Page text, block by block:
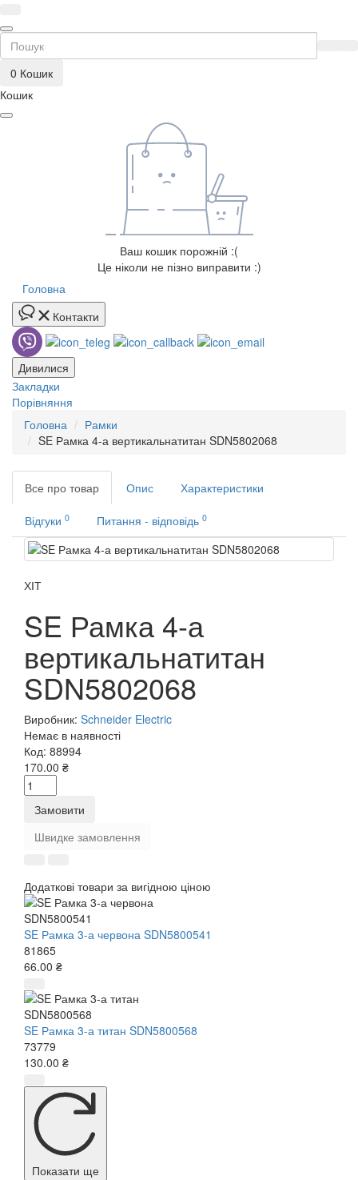
0 Кошик
Кошик
Ваш кошик порожній :(
Це ніколи не пізно виправити :)
Головна
Контакти
Дивилися
Закладки
Порівняння
Головна
Рамки
SE Рамка 4-а вертикальнатитан SDN5802068
Все про товар Опис Характеристики
Відгуки 0 Питання - відповідь 0
ХІТ
SE Рамка 4-а
вертикальнатитан
SDN5802068
Виробник: Schneider Electric
Немає в наявності
Код: 88994
170.00 ₴
Замовити
Швидке замовлення
Додаткові товари за вигідною ціною
SE Рамка 3-а червона SDN5800541
81865
66.00 ₴
SE Рамка 3-а титан SDN5800568
73779
130.00 ₴
Показати ще